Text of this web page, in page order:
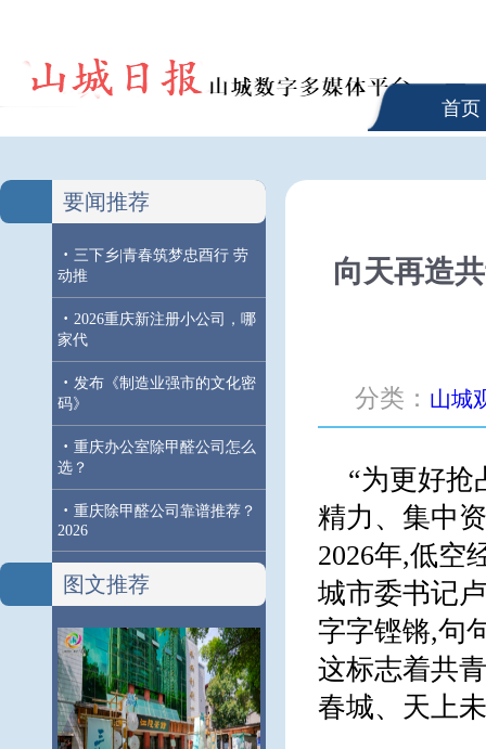
首页
要闻推荐
· 三下乡|青春筑梦忠酉行 劳
动推
· 2026重庆新注册小公司，哪
家代
· 发布《制造业强市的文化密
码》
· 重庆办公室除甲醛公司怎么
选？
· 重庆除甲醛公司靠谱推荐？
2026
图文推荐
向天再造
分类： 山城
“为更好抢
精力、集中
2026年,低空
城市委书记
字字铿锵,句
这标志着共
春城、天上